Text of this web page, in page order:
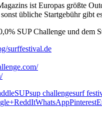
ist Europas größte
übliche Startgebühr gibt
SUP Challenge und dem
surffestival.de
SUPsup challengesurf
ReddItWhatsAppPinterest